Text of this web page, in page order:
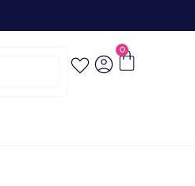
0